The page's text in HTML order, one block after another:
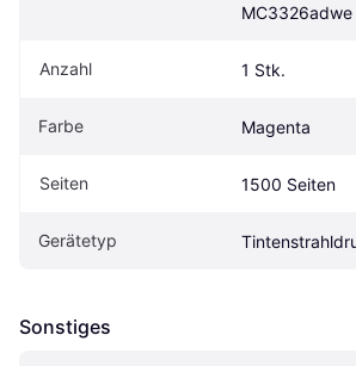
MC3326adwe
Anzahl 1 Stk.
Farbe Magenta
Seiten 1500 Seiten
Gerätetyp
Sonstiges